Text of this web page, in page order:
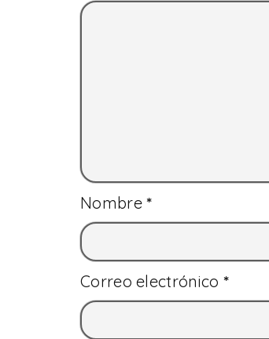
Nombre*
Correo electrónico *